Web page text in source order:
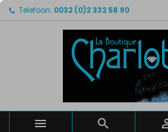
Telefoon: 0032 (0)2 332 58 90
 
Mijn verlanglijsten
Maak een lijst
Maak een
Verlanglijst naam
Annuleren
Inloggen
U moet ingelogd zijn om